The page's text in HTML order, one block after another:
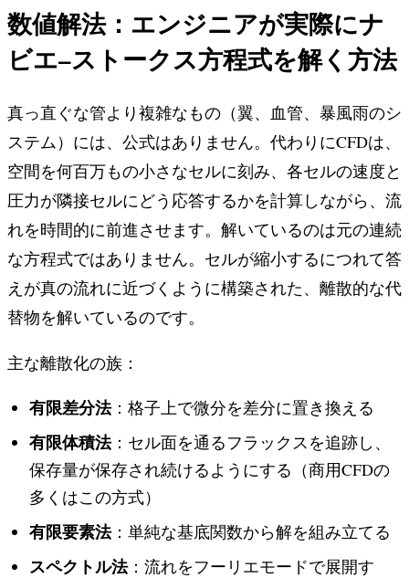
数値解法：エンジニアが実際にナ
ビエ–ストークス方程式を解く方法
真っ直ぐな管より複雑なもの（翼、血管、暴風雨のシ
ステム）には、公式はありません。代わりにCFDは、
空間を何百万もの小さなセルに刻み、各セルの速度と
圧力が隣接セルにどう応答するかを計算しながら、流
れを時間的に前進させます。解いているのは元の連続
な方程式ではありません。セルが縮小するにつれて答
えが真の流れに近づくように構築された、離散的な代
替物を解いているのです。
主な離散化の族：
有限差分法：格子上で微分を差分に置き換える
有限体積法：セル面を通るフラックスを追跡し、
保存量が保存され続けるようにする（商用CFDの
多くはこの方式）
有限要素法：単純な基底関数から解を組み立てる
スペクトル法：流れをフーリエモードで展開す